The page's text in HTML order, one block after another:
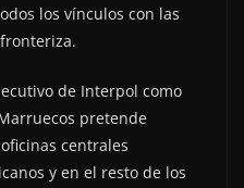
los vínculos con las
de Interpol como
pretende
centrales
y en el resto de los